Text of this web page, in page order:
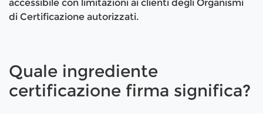
accessibile con limitazioni ai clienti degli Organismi
di Certificazione autorizzati.
Quale ingrediente
certificazione firma significa?